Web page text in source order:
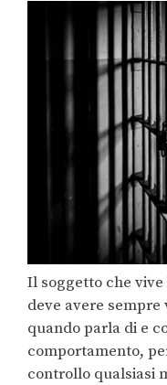
Il soggetto che vive
deve avere sempre
quando parla di e
comportamento,
controllo qualsiasi